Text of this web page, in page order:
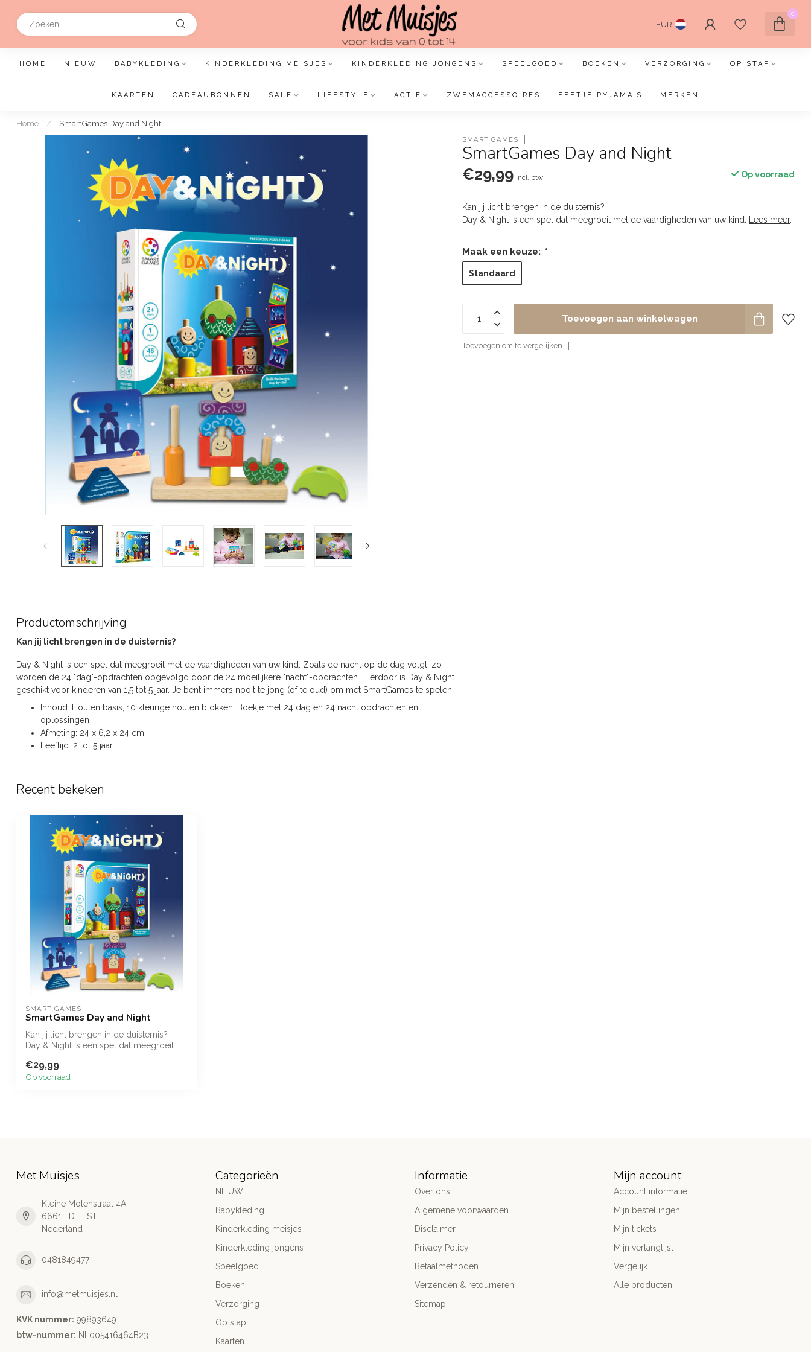
EUR
0
HOME NIEUW BABYKLEDING KINDERKLEDING MEISJES KINDERKLEDING JONGENS SPEELGOED BOEKEN VERZORGING OP STAP
KAARTEN CADEAUBONNEN SALE LIFESTYLE ACTIE ZWEMACCESSOIRES FEETJE PYJAMA'S MERKEN
Home / SmartGames Day and Night
SMART GAMES
SmartGames Day and Night
€29,99 Incl. btw Op voorraad
Kan jij licht brengen in de duisternis?
Day & Night is een spel dat meegroeit met de vaardigheden van uw kind.
Lees meer.
Maak een keuze: *
Standaard
Toevoegen aan winkelwagen
Toevoegen om te vergelijken
Productomschrijving
Kan jij licht brengen in de duisternis?
Day & Night is een spel dat meegroeit met de vaardigheden van uw kind. Zoals de nacht op de dag volgt, zo
worden de 24 "dag"-opdrachten opgevolgd door de 24 moeilijkere "nacht"-opdrachten. Hierdoor is Day & Night
geschikt voor kinderen van 1,5 tot 5 jaar. Je bent immers nooit te jong (of te oud) om met SmartGames te spelen!
Inhoud: Houten basis, 10 kleurige houten blokken, Boekje met 24 dag en 24 nacht opdrachten en
oplossingen
Afmeting: 24 x 6,2 x 24 cm
Leeftijd: 2 tot 5 jaar
Recent bekeken
SMART GAMES
SmartGames Day and Night
Kan jij licht brengen in de duisternis?
Day & Night is een spel dat meegroeit
€29,99
Op voorraad
Met Muisjes
Kleine Molenstraat 4A
6661 ED ELST
Nederland
0481849477
info@metmuisjes.nl
KVK nummer: 99893649
btw-nummer: NL005416464B23
Categorieën
NIEUW
Babykleding
Kinderkleding meisjes
Kinderkleding jongens
Speelgoed
Boeken
Verzorging
Op stap
Kaarten
Informatie
Over ons
Algemene voorwaarden
Disclaimer
Privacy Policy
Betaalmethoden
Verzenden & retourneren
Sitemap
Mijn account
Account informatie
Mijn bestellingen
Mijn tickets
Mijn verlanglijst
Vergelijk
Alle producten